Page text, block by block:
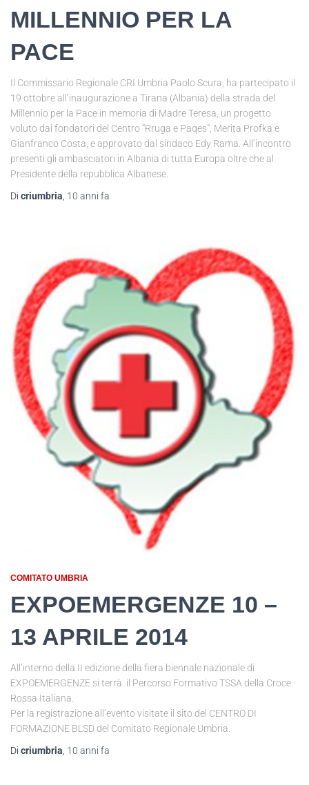
MILLENNIO PER LA
PACE
Il Commissario Regionale CRI Umbria Paolo Scura, ha partecipato il
19 ottobre all’inaugurazione a Tirana (Albania) della strada del
Millennio per la Pace in memoria di Madre Teresa, un progetto
voluto dai fondatori del Centro “Rruga e Paqes”, Merita Profka e
Gianfranco Costa, e approvato dal sindaco Edy Rama. All’incontro
presenti gli ambasciatori in Albania di tutta Europa oltre che al
Presidente della repubblica Albanese.
Di criumbria 10 anni fa
COMITATO UMBRIA
EXPOEMERGENZE 10 –
13 APRILE 2014
All’interno della II edizione della fiera biennale nazionale di
EXPOEMERGENZE si terrà il Percorso Formativo TSSA della Croce
Rossa Italiana.
Per la registrazione all’evento visitate il sito del CENTRO DI
FORMAZIONE BLSD del Comitato Regionale Umbria.
Di criumbria, 10 anni fa